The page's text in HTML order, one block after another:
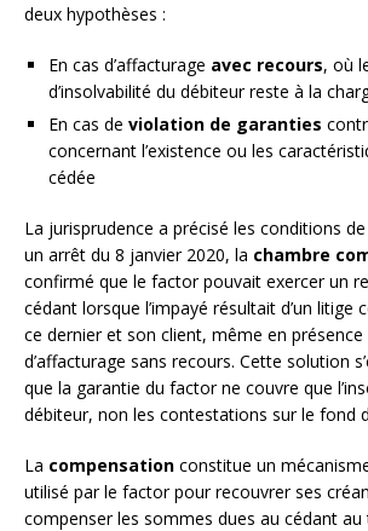
deux hypothèses :
En cas d’affacturage avec recours, où
d’insolvabilité du débiteur reste à la
En cas de violation de garanties
concernant l’existence ou les
cédée
La jurisprudence a précisé les conditions
un arrêt du 8 janvier 2020, la chambre
confirmé que le factor pouvait exercer un
cédant lorsque l’impayé résultait d’un litige
ce dernier et son client, même en présence
d’affacturage sans recours. Cette solution
que la garantie du factor ne couvre que
débiteur, non les contestations sur le fond
La compensation constitue un
utilisé par le factor pour recouvrer ses
compenser les sommes dues au cédant